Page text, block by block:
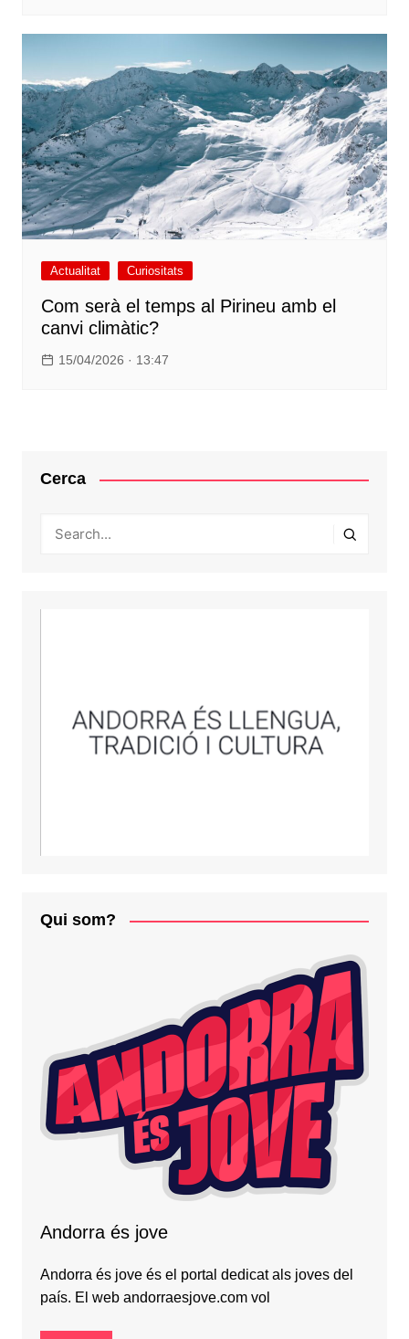
Actualitat Curiositats
Com serà el temps al Pirineu amb el
canvi climàtic?
15/04/2026 · 13:47
Cerca
Qui som?
Andorra és jove
Andorra és jove és el portal dedicat als joves del
país. El web andorraesjove.com vol